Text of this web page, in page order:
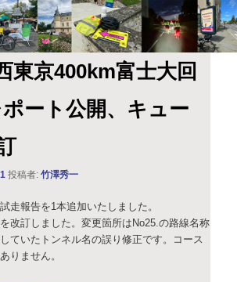
クスジャパン西東京主催のブルベ情報を発信していま
東京400km富士大回
ート公開、キュー
投稿者:竹澤秀一
走報告を1本追加いたしました。
改訂しました。変更箇所はNo25.の路線名称
ていたトンネル名の誤り修正です。コース
りません。